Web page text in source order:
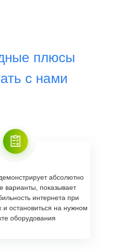
плюсы
с нами
абсолютно
варианты, показывает
интернета при
и остановиться на нужном
оборудования